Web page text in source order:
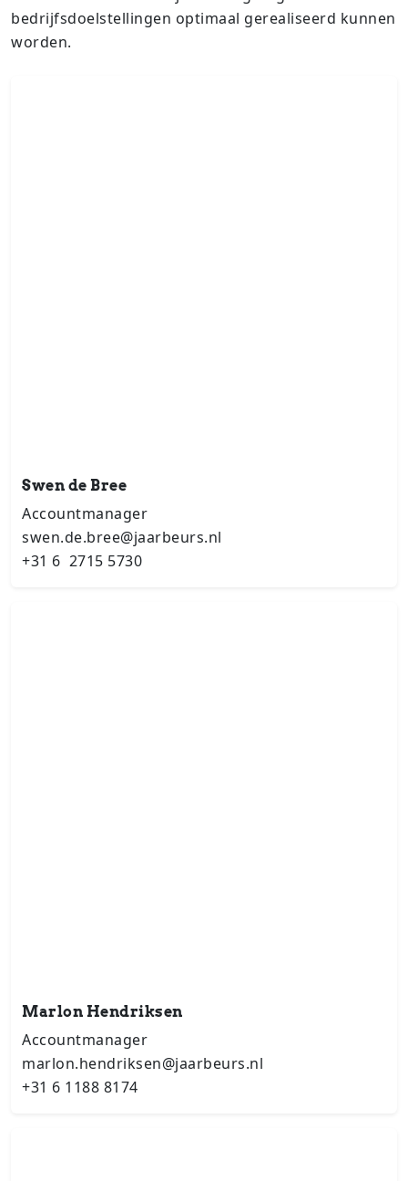
bedrijfsdoelstellingen optimaal gerealiseerd kunnen
worden.
Swen de Bree
Accountmanager
swen.de.bree@jaarbeurs.nl
+31 6 2715 5730
Marlon Hendriksen
Accountmanager
marlon.hendriksen@jaarbeurs.nl
+31 6 1188 8174